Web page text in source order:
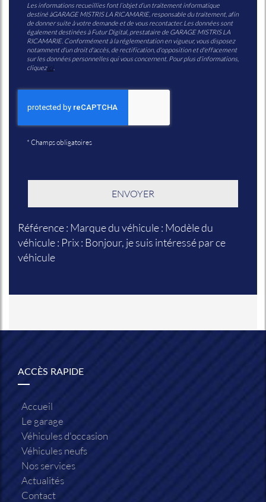
Les informations recueillies font l’objet d’un traitement informatique
destiné àGARAGE MISTRIS LA RICAMARIE, responsable du traitement, afin
de donner suite à votre demande et de vous recontacter. Les données sont
également destinées à Futur Digital, prestataire de GARAGE MISTRIS LA
RICAMARIE. Conformément à la réglementation en vigueur, vous disposez
notamment d'un droit d'accès, de rectification, d'opposition et d'effacement
sur les données personnelles qui vous concernent. Pour plus d’informations,
cliquezici.
* Champs obligatoires
Référence : Marque du véhicule : Modèle du
véhicule : Prix : Bonjour, je suis intéressé par ce
véhicule
ACCÈS RAPIDE
Accueil
Le garage
Véhicules d'occasion
Véhicules neufs
Nos services
Actualités
Contact